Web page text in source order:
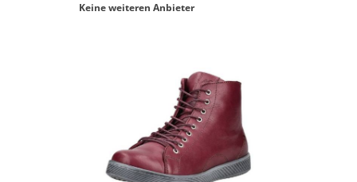
Keine weiteren Anbieter